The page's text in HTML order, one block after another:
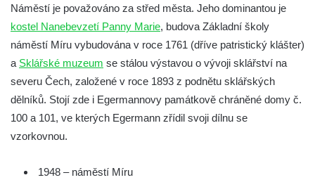
Bývalý Hotel Central v Bečově nad Teplou
Dům čp. 254 v Krásné Lípě (kavárna u
Frinda)
Wolfrumova vila v Ústí nad Labem
Hotel Vladimir v Ústí nad Labem
Torzo střeleckého sloupu ve Chřibské
Náměstí je považováno za střed města. Jeho dominantou je
kostel Nanebevzetí Panny Marie, budova Základní školy
náměstí Míru vybudována v roce 1761 (dříve patristický klášter)
a Sklářské muzeum se stálou výstavou o vývoji sklářství na
severu Čech, založené v roce 1893 z podnětu sklářských
dělníků. Stojí zde i Egermannovy památkově chráněné domy č.
100 a 101, ve kterých Egermann zřídil svoji dílnu se
vzorkovnou.
1948 – náměstí Míru